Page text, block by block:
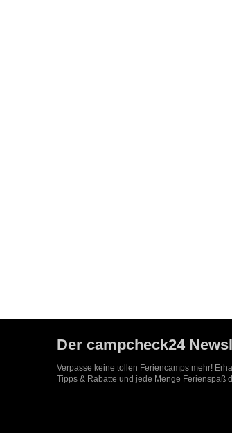
Der campcheck24
Verpasse keine tollen Feriencamps mehr!
Tipps & Rabatte und jede Menge Ferienspaß